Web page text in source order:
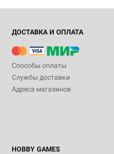
ДОСТАВКА И ОПЛАТА
Способы оплаты
Службы доставки
Адреса магазинов
HOBBY GAMES